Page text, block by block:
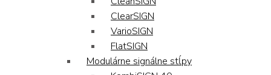
ClearSIGN
VarioSIGN
FlatSIGN
Modulárne signálne stĺpy